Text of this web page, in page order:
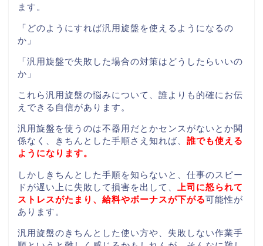
ます。
「どのようにすれば汎用旋盤を使えるようになるの
か」
「汎用旋盤で失敗した場合の対策はどうしたらいいの
か」
これら汎用旋盤の悩みについて、誰よりも的確にお伝
えできる自信があります。
汎用旋盤を使うのは不器用だとかセンスがないとか関
係なく、きちんとした手順さえ知れば、 誰でも使える
ようになります。
しかしきちんとした手順を知らないと、仕事のスピー
ドが遅い上に失敗して損害を出して、
上司に怒られて
ストレスがたまり、給料やボーナスが下がる可能性が
あります。
汎用旋盤のきちんとした使い方や、失敗しない作業手